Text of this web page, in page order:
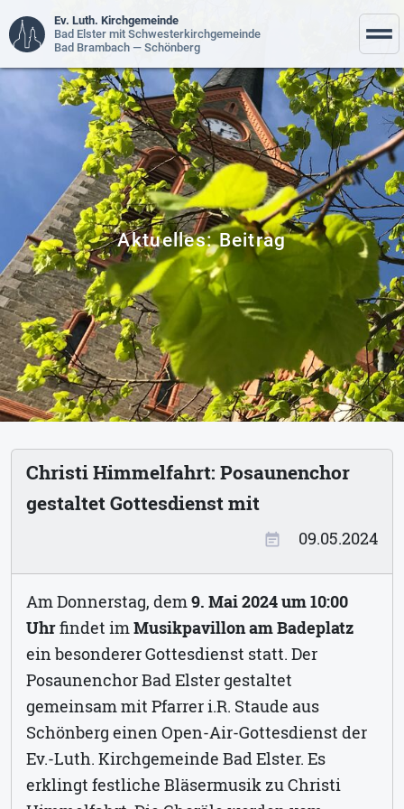
Ev. Luth. Kirchgemeinde
Bad Elster mit Schwesterkirchgemeinde
Bad Brambach — Schönberg
Aktuelles: Beitrag
Christi Himmelfahrt: Posaunenchor
gestaltet Gottesdienst mit
event_note 09.05.2024
Am Donnerstag, dem 9. Mai 2024 um 10:00
Uhrfindet im Musikpavillon am Badeplatz
ein besonderer Gottesdienst statt. Der
Posaunenchor Bad Elster gestaltet
gemeinsam mit Pfarrer i.R. Staude aus
Schönberg einen Open-Air-Gottesdienst der
Ev.-Luth. Kirchgemeinde Bad Elster. Es
erklingt festliche Bläsermusik zu Christi